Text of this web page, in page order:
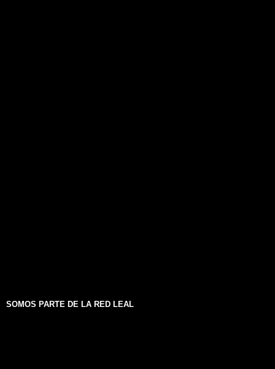
SOMOS PARTE DE LA RED LEAL